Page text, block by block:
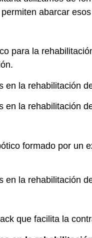
abarcar
para la
formado por un
que facilita la